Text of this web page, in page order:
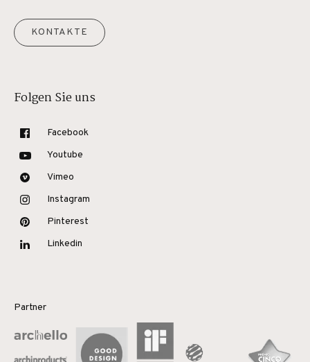
KONTAKTE
Folgen Sie uns
Facebook
Youtube
Vimeo
Instagram
Pinterest
Linkedin
Partner